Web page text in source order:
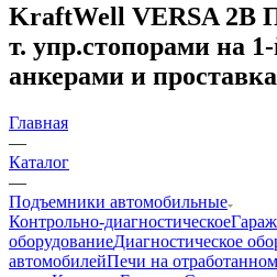
KraftWell VERSA 2B
т. упр.стопорами на
анкерами и
Главная
—
Каталог
—
Подъемники автомобильные
Контрольно-диагностическое
оборудованиеДиагностическое
автомобилейПечи на отработанном